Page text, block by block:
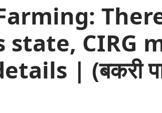
state, CIRG
| (बकरी